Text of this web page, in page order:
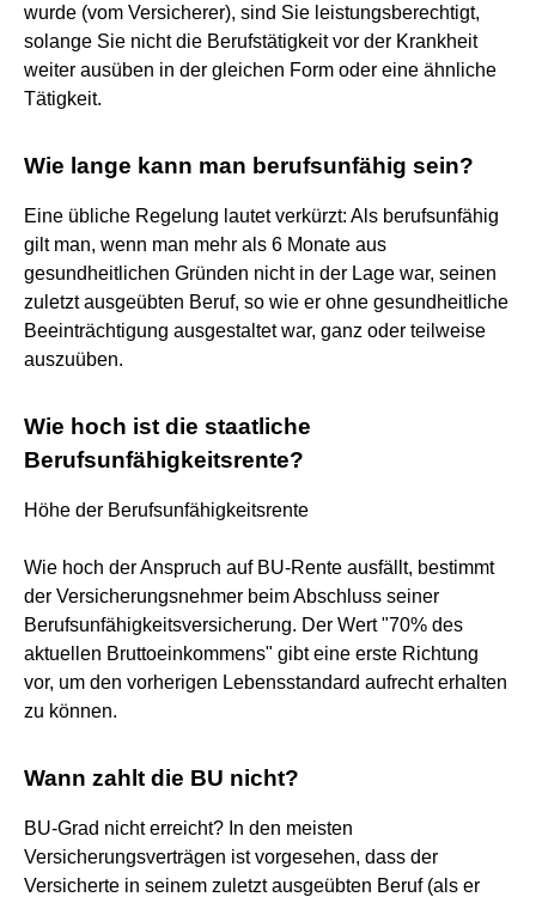
wurde (vom Versicherer), sind Sie leistungsberechtigt,
solange Sie nicht die Berufstätigkeit vor der Krankheit
weiter ausüben in der gleichen Form oder eine ähnliche
Tätigkeit.
Wie lange kann man berufsunfähig sein?
Eine übliche Regelung lautet verkürzt: Als berufsunfähig
gilt man, wenn man mehr als 6 Monate aus
gesundheitlichen Gründen nicht in der Lage war, seinen
zuletzt ausgeübten Beruf, so wie er ohne gesundheitliche
Beeinträchtigung ausgestaltet war, ganz oder teilweise
auszuüben.
Wie hoch ist die staatliche
Berufsunfähigkeitsrente?
Höhe der Berufsunfähigkeitsrente
Wie hoch der Anspruch auf BU-Rente ausfällt, bestimmt
der Versicherungsnehmer beim Abschluss seiner
Berufsunfähigkeitsversicherung. Der Wert "70% des
aktuellen Bruttoeinkommens" gibt eine erste Richtung
vor, um den vorherigen Lebensstandard aufrecht erhalten
zu können.
Wann zahlt die BU nicht?
BU-Grad nicht erreicht? In den meisten
Versicherungsverträgen ist vorgesehen, dass der
Versicherte in seinem zuletzt ausgeübten Beruf (als er